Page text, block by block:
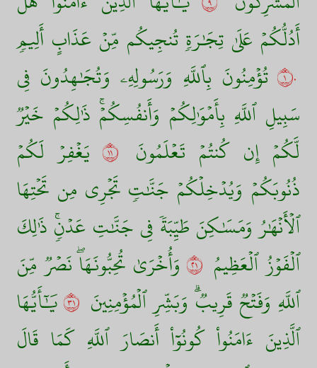
أَدُلُّكُمۡ عَلَىٰ تِجَٰرَةٖ تُنجِيكُم مِّنۡ عَذَابٍ أَلِيمٖ
١٠ تُؤۡمِنُونَ بِٱللَّهِ وَرَسُولِهِۦ وَتُجَٰهِدُونَ فِي
سَبِيلِ ٱللَّهِ بِأَمۡوَٰلِكُمۡ وَأَنفُسِكُمۡۚ ذَٰلِكُمۡ خَيۡرٞ
لَّكُمۡ إِن كُنتُمۡ تَعۡلَمُونَ ١١ يَغۡفِرۡ لَكُمۡ
ذُنُوبَكُمۡ وَيُدۡخِلۡكُمۡ جَنَّٰتٖ تَجۡرِي مِن تَحۡتِهَا
ٱلۡأَنۡهَٰرُ وَمَسَٰكِنَ طَيِّبَةٗ فِي جَنَّٰتِ عَدۡنٖۚ ذَٰلِكَ
ٱلۡفَوۡزُ ٱلۡعَظِيمُ ١٢ وَأُخۡرَىٰ تُحِبُّونَهَاۖ نَصۡرٞ مِّنَ
ٱللَّهِ وَفَتۡحٞ قَرِيبٞۗ وَبَشِّرِ ٱلۡمُؤۡمِنِينَ ١٣يَٰٓأَيُّهَا
ٱلَّذِينَ ءَامَنُواْ كُونُوٓاْ أَنصَارَ ٱللَّهِ كَمَا قَالَ